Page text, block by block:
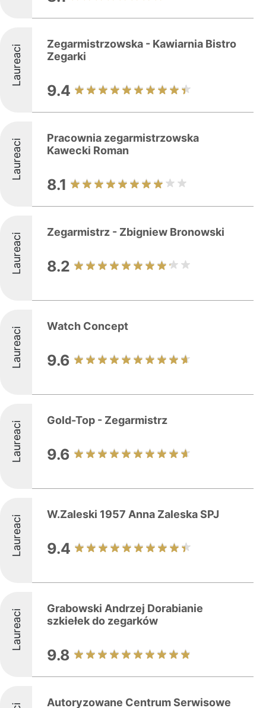
Laureaci
Zegarmistrzowska - Kawiarnia Bistro
Zegarki
9.4
Laureaci
Pracownia zegarmistrzowska
Kawecki Roman
8.1
Laureaci Zegarmistrz - Zbigniew Bronowski
8.2
Laureaci Watch Concept
9.6
Laureaci Gold-Top - Zegarmistrz
9.6
Laureaci W.Zaleski 1957 Anna Zaleska SPJ
9.4
Laureaci
Grabowski Andrzej Dorabianie
szkiełek do zegarków
9.8
Autoryzowane Centrum Serwisowe